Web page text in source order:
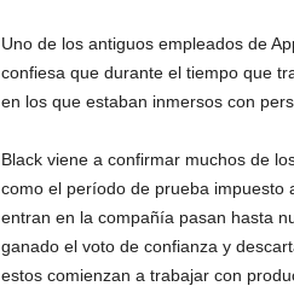
Uno de los antiguos empleados de
confiesa que durante el tiempo que
en los que estaban inmersos con
Black viene a confirmar muchos de
como el período de prueba impuesto
entran en la compañía pasan hasta
ganado el voto de confianza y
estos comienzan a trabajar con